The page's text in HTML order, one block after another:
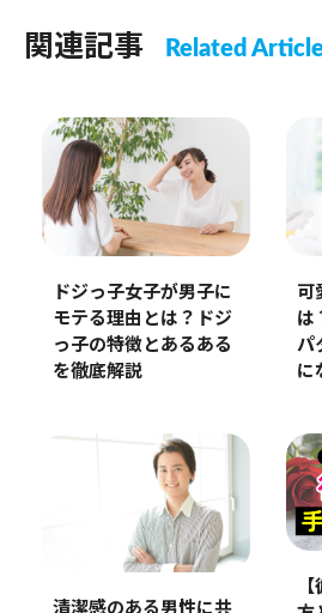
関連記事 Related
ドジっ子女子が男子に
モテる理由とは？ドジ
っ子の特徴とあるある
を徹底解説
可
は
パ
に
清潔感のある男性に共